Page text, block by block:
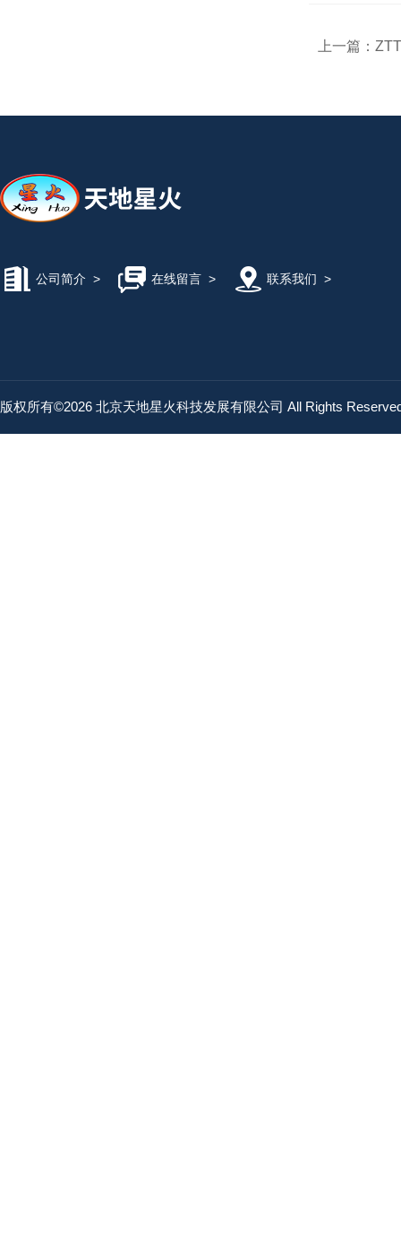
上一篇：
公司简介 > 在线留言> 联系我们 >
版权所有©2026 北京天地星火科技发展有限公司 All Rights